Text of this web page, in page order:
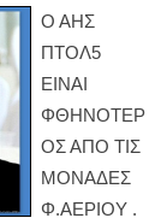
Ο ΑΗΣ
ΠΤΟΛ5
ΕΙΝΑΙ
ΦΘΗΝΟΤΕΡ
ΟΣ ΑΠΟ ΤΙΣ
ΜΟΝΑΔΕΣ
Φ.ΑΕΡΙΟΥ .